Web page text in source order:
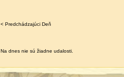
< Predchádzajúci Deň
Na dnes nie sú žiadne udalosti.